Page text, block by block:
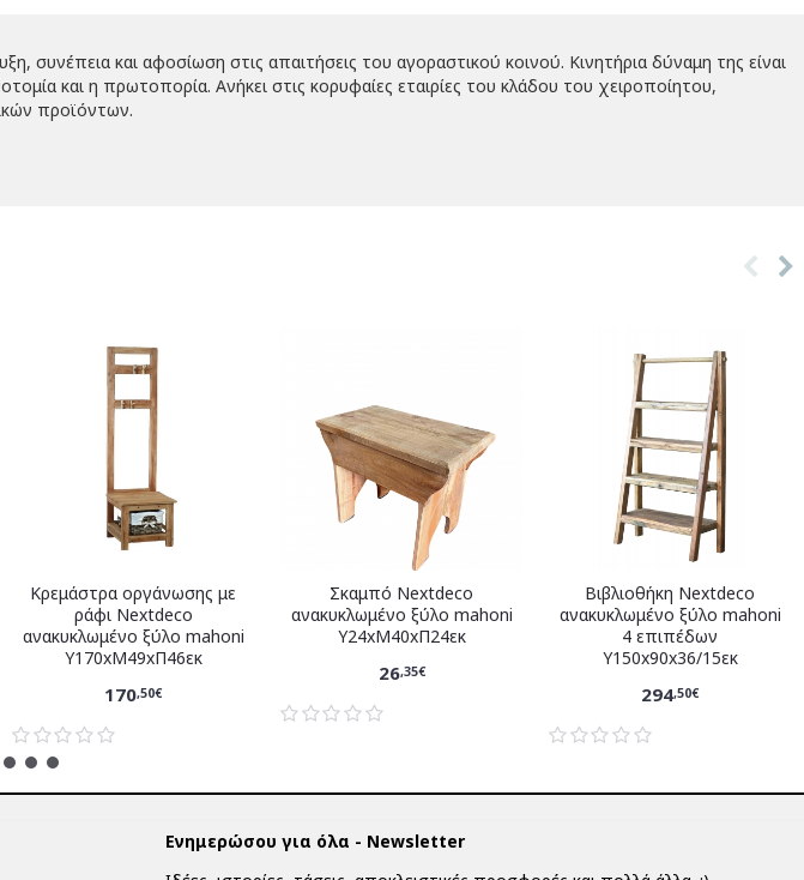
συνέπεια και αφοσίωση στις απαιτήσεις του αγοραστικού κοινού. Κινητήρια δύναμη της είναι
και η πρωτοπορία. Ανήκει στις κορυφαίες εταιρίες του κλάδου του χειροποίητου,
προϊόντων.
Κρεμάστρα οργάνωσης με
ράφι Nextdeco
ανακυκλωμένο ξύλο mahoni
Υ170xM49xΠ46εκ
170,50€
Σκαμπό Nextdeco
ανακυκλωμένο ξύλο mahoni
Υ24xM40xΠ24εκ
26,35€
Βιβλιοθήκη Nextdeco
ανακυκλωμένο ξύλο mahoni
4 επιπέδων
Υ150x90x36/15εκ
294,50€
Ενημερώσου για όλα - Newsletter